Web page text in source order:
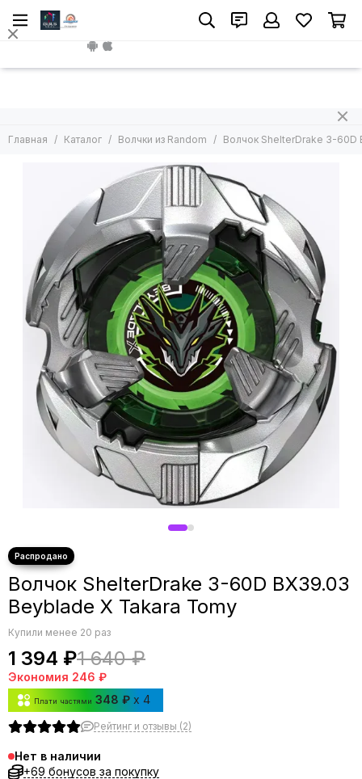
Волчки из Random
Все товары
Главная Каталог Волчки из Random Волчок ShelterDrake 3-60D
Волчок ShelterDrake 3-60D BX39.03
Beyblade X Takara Tomy
Купили менее 20 раз
1 394 ₽1 640 ₽
Экономия 246 ₽
Плати частями 348 ₽ x 4
Рейтинг и отзывы (2)
Нет в наличии
+69 бонусов за покупку